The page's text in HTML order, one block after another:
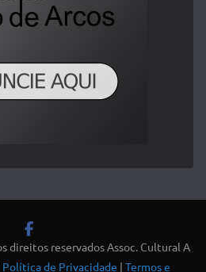
direitos reservados Assoc. Cultural A
Política de Privacidade | Termos e